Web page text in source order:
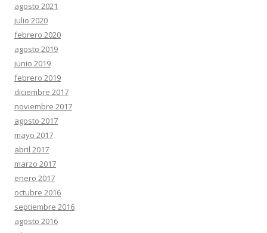
agosto 2021
julio 2020
febrero 2020
agosto 2019
junio 2019
febrero 2019
diciembre 2017
noviembre 2017
agosto 2017
mayo 2017
abril 2017
marzo 2017
enero 2017
octubre 2016
septiembre 2016
agosto 2016